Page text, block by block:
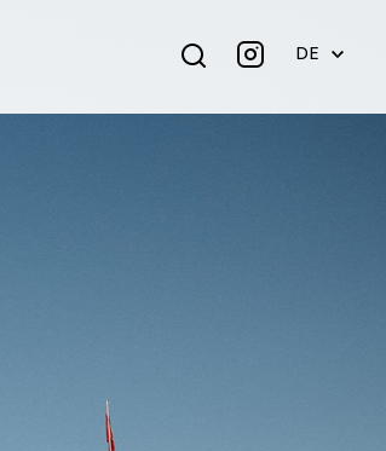
DE